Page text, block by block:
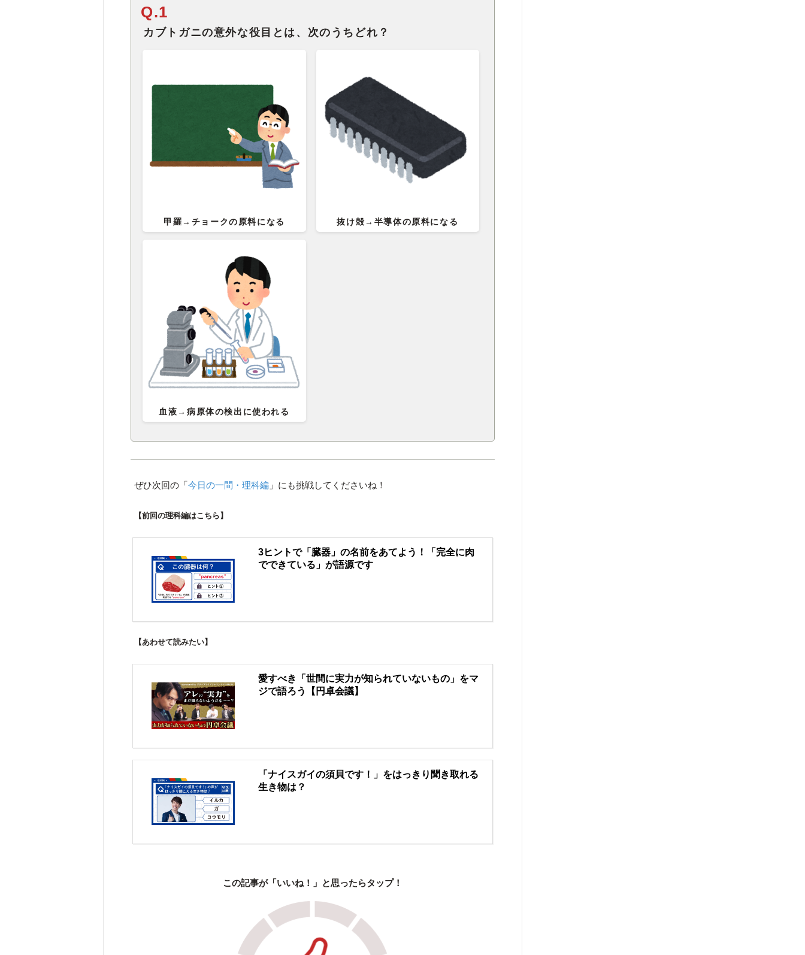
Q.1
カブトガニの意外な役目とは、次のうちどれ？
甲羅→チョークの原料になる 抜け殻→半導体の原料になる
血液→病原体の検出に使われる
ぜひ次回の「今日の一問・理科編 」にも挑戦してくださいね！
【前回の理科編はこちら】
3ヒントで「臓器」の名前をあてよう！「完全に肉
でできている」が語源です
【あわせて読みたい】
愛すべき「世間に実力が知られていないもの」をマ
ジで語ろう【円卓会議】
「ナイスガイの須貝です！」をはっきり聞き取れる
生き物は？
この記事が「いいね！」と思ったらタップ！